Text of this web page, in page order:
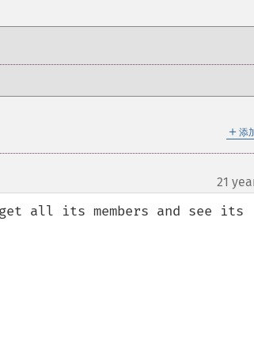
＋ 添
21
all its members and see its